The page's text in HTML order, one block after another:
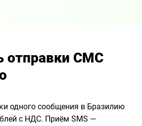
отправки СМС
одного сообщения в Бразилию
с НДС. Приём SMS —